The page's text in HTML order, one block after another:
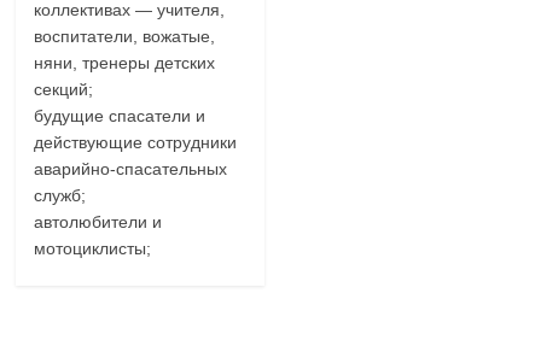
коллективах — учителя,
воспитатели, вожатые,
няни, тренеры детских
секций;
будущие спасатели и
действующие сотрудники
аварийно-спасательных
служб;
автолюбители и
мотоциклисты;